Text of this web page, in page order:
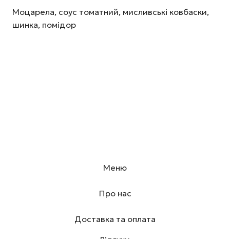
Моцарела, соус томатний, мисливські ковбаски,
шинка, помідор
Меню
Про нас
Доставка та оплата